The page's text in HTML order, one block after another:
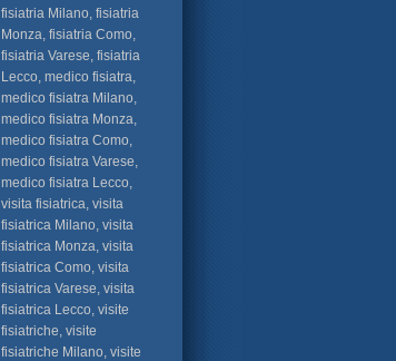
fisiatria Milano, fisiatria
Monza, fisiatria Como,
fisiatria Varese, fisiatria
Lecco, medico fisiatra,
medico fisiatra Milano,
medico fisiatra Monza,
medico fisiatra Como,
medico fisiatra Varese,
medico fisiatra Lecco,
visita fisiatrica, visita
fisiatrica Milano, visita
fisiatrica Monza, visita
fisiatrica Como, visita
fisiatrica Varese, visita
fisiatrica Lecco, visite
fisiatriche, visite
fisiatriche Milano, visite